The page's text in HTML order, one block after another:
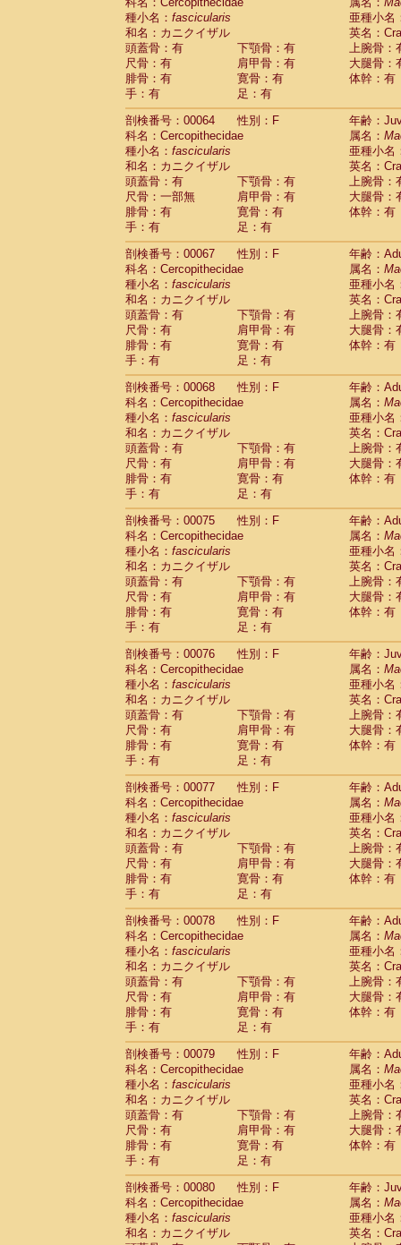
種小名： fascicularis
亜種小名
和名：カニクイザル
英名：
頭蓋骨：有
下顎骨：有
上腕骨：
尺骨：有
肩甲骨：有
大腿骨：
腓骨：有
寛骨：有
体幹：有
手：有
足：有
剖検番号：00064
性別：F
年齢：
科名：Cercopithecidae
属名：
種小名： fascicularis
亜種小名
和名：カニクイザル
英名：
頭蓋骨：有
下顎骨：有
上腕骨：
尺骨：一部無
肩甲骨：有
大腿骨：
腓骨：有
寛骨：有
体幹：有
手：有
足：有
剖検番号：00067
性別：F
年齢：
科名：Cercopithecidae
属名：
種小名： fascicularis
亜種小名
和名：カニクイザル
英名：
頭蓋骨：有
下顎骨：有
上腕骨：
尺骨：有
肩甲骨：有
大腿骨：
腓骨：有
寛骨：有
体幹：有
手：有
足：有
剖検番号：00068
性別：F
年齢：
科名：Cercopithecidae
属名：
種小名： fascicularis
亜種小名
和名：カニクイザル
英名：
頭蓋骨：有
下顎骨：有
上腕骨：
尺骨：有
肩甲骨：有
大腿骨：
腓骨：有
寛骨：有
体幹：有
手：有
足：有
剖検番号：00075
性別：F
年齢：
科名：Cercopithecidae
属名：
種小名： fascicularis
亜種小名
和名：カニクイザル
英名：
頭蓋骨：有
下顎骨：有
上腕骨：
尺骨：有
肩甲骨：有
大腿骨：
腓骨：有
寛骨：有
体幹：有
手：有
足：有
剖検番号：00076
性別：F
年齢：
科名：Cercopithecidae
属名：
種小名： fascicularis
亜種小名
和名：カニクイザル
英名：
頭蓋骨：有
下顎骨：有
上腕骨：
尺骨：有
肩甲骨：有
大腿骨：
腓骨：有
寛骨：有
体幹：有
手：有
足：有
剖検番号：00077
性別：F
年齢：
科名：Cercopithecidae
属名：
種小名： fascicularis
亜種小名
和名：カニクイザル
英名：
頭蓋骨：有
下顎骨：有
上腕骨：
尺骨：有
肩甲骨：有
大腿骨：
腓骨：有
寛骨：有
体幹：有
手：有
足：有
剖検番号：00078
性別：F
年齢：
科名：Cercopithecidae
属名：
種小名： fascicularis
亜種小名
和名：カニクイザル
英名：
頭蓋骨：有
下顎骨：有
上腕骨：
尺骨：有
肩甲骨：有
大腿骨：
腓骨：有
寛骨：有
体幹：有
手：有
足：有
剖検番号：00079
性別：F
年齢：
科名：Cercopithecidae
属名：
種小名： fascicularis
亜種小名
和名：カニクイザル
英名：
頭蓋骨：有
下顎骨：有
上腕骨：
尺骨：有
肩甲骨：有
大腿骨：
腓骨：有
寛骨：有
体幹：有
手：有
足：有
剖検番号：00080
性別：F
年齢：
科名：Cercopithecidae
属名：
種小名： fascicularis
亜種小名
和名：カニクイザル
英名：